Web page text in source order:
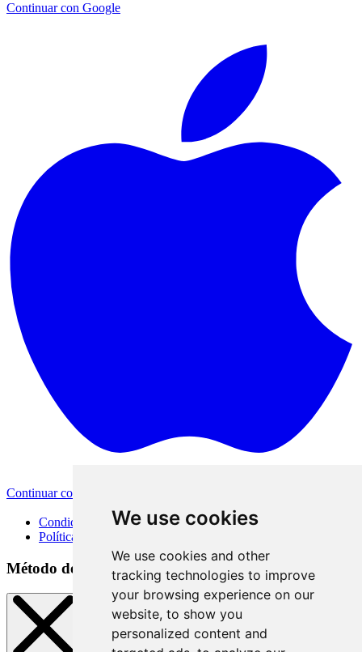
We use cookies
We use cookies and other
tracking technologies to improve
your browsing experience on our
website, to show you
personalized content and
Continuar con Google
Continuar con Apple
Condiciones de uso
Política de privacidad
Método de inicio de sesión